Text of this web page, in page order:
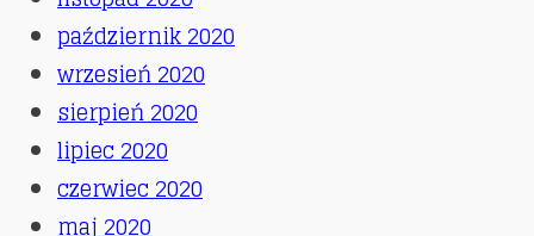
październik 2020
wrzesień 2020
sierpień 2020
lipiec 2020
czerwiec 2020
maj 2020